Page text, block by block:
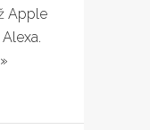
Apple